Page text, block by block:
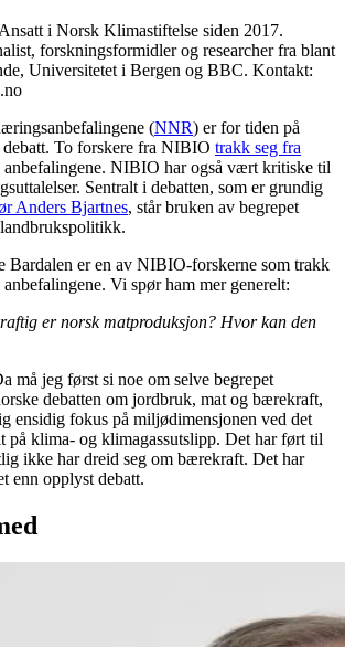
i Norsk Klimastiftelse siden 2017.
forskningsformidler og researcher fra blant
Universitetet i Bergen og BBC. Kontakt:
(NNR) er for tiden på
debatt. To forskere fra NIBIO trakk seg fra
anbefalingene. NIBIO har også vært kritiske til
Sentralt i debatten, som er grundig
Anders Bjartnes, står bruken av begrepet
Bardalen er en av NIBIO-forskerne som trakk
Vi spør ham mer generelt:
er norsk matproduksjon? Hvor kan den
må jeg først si noe om selve begrepet
debatten om jordbruk, mat og bærekraft,
ensidig fokus på miljødimensjonen ved det
på klima- og klimagassutslipp. Det har ført til
ikke har dreid seg om bærekraft. Det har
enn opplyst debatt.